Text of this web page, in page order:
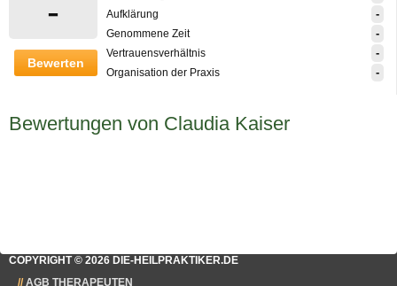
-
Bewerten
Aufklärung -
Genommene Zeit -
Vertrauensverhältnis -
Organisation der Praxis -
Bewertungen von Claudia Kaiser
COPYRIGHT © 2026 DIE-HEILPRAKTIKER.DE
AGB THERAPEUTEN